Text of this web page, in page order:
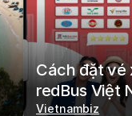
Cách đặt vé
redBus Việt
Vietnambiz